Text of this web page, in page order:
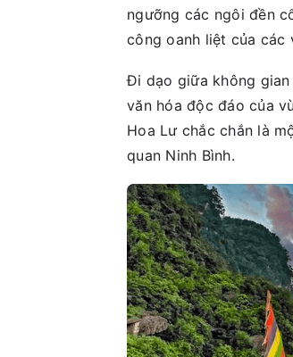
ngưỡng các ngôi đền
công oanh liệt của các
Đi dạo giữa không gian
văn hóa độc đáo của
Hoa Lư chắc chắn là
quan Ninh Bình.